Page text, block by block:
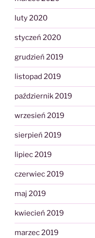
luty 2020
styczeń 2020
grudzień 2019
listopad 2019
październik 2019
wrzesień 2019
sierpień 2019
lipiec 2019
czerwiec 2019
maj 2019
kwiecień 2019
marzec 2019